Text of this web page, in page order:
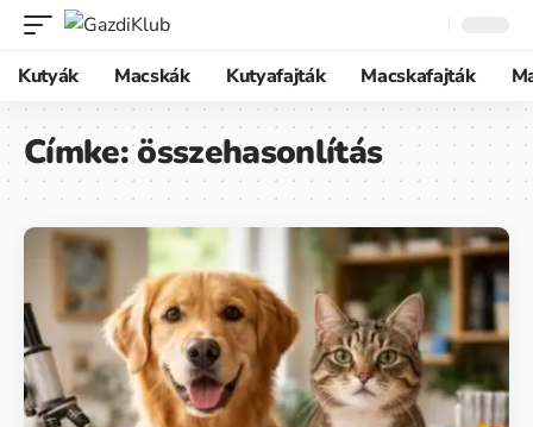
Kutyák Macskák Kutyafajták Macskafajták
Címke:összehasonlítás